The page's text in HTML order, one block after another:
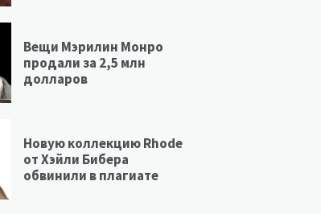
Вещи Мэрилин Монро
продали за 2,5 млн
долларов
Новую коллекцию Rhode
от Хэйли Бибера
обвинили в плагиате